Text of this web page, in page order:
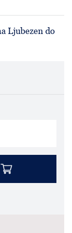
Ljubezen do